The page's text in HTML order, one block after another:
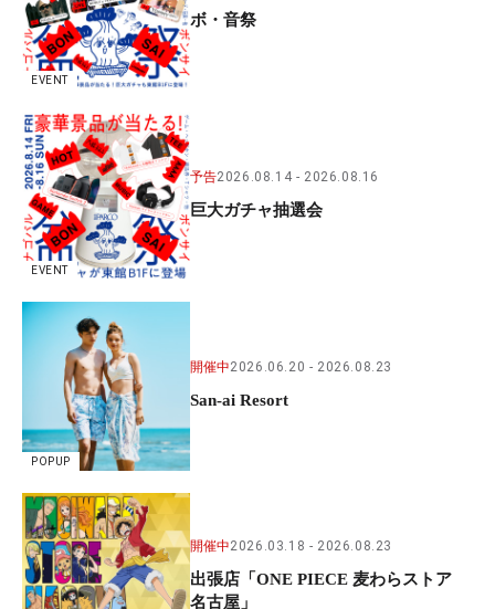
EVENT
ボ・音祭
EVENT
予告2026.08.14 2026.08.16
巨大ガチャ抽選会
POPUP
開催中2026.06.20 2026.08.23
San-ai Resort
開催中2026.03.18 2026.08.23
出張店「ONE PIECE 麦わらストア
名古屋」